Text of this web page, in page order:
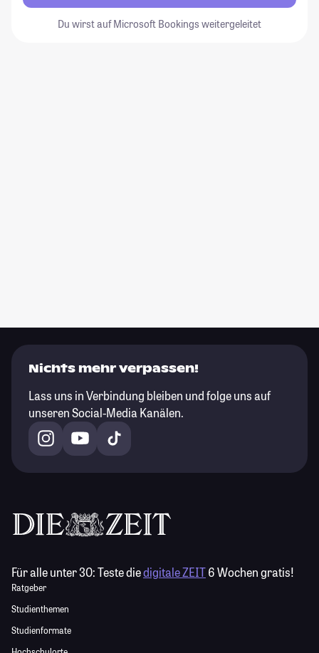
Du wirst auf Microsoft Bookings weitergeleitet
Nichts mehr verpassen!
Lass uns in Verbindung bleiben und folge uns auf
unseren Social-Media Kanälen.
Für alle unter 30:Teste diedigitale ZEIT6 Wochen gratis!
Ratgeber
Studienthemen
Studienformate